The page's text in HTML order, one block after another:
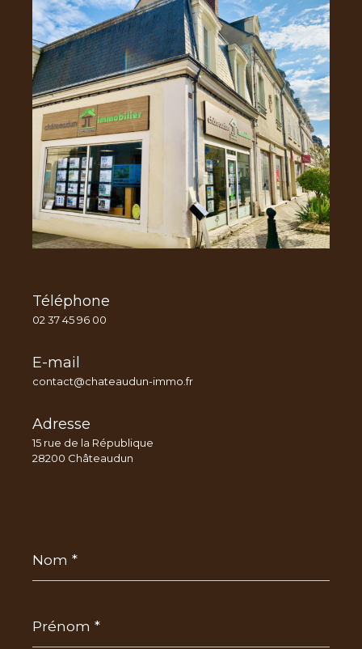
Téléphone
02 37 45 96 00
E-mail
contact@chateaudun-immo.fr
Adresse
15 rue de la République
28200 Châteaudun
*
*